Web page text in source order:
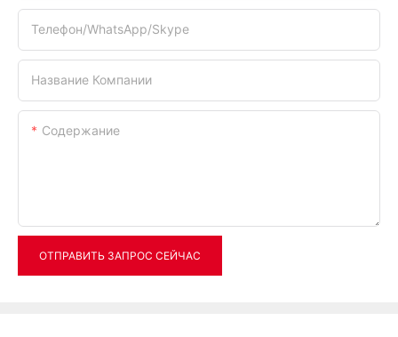
Телефон/WhatsApp/Skype
Название Компании
Содержание
ОТПРАВИТЬ ЗАПРОС СЕЙЧАС